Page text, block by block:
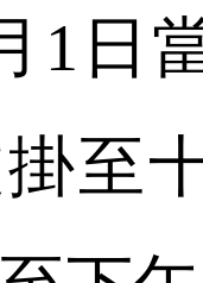
1日
至